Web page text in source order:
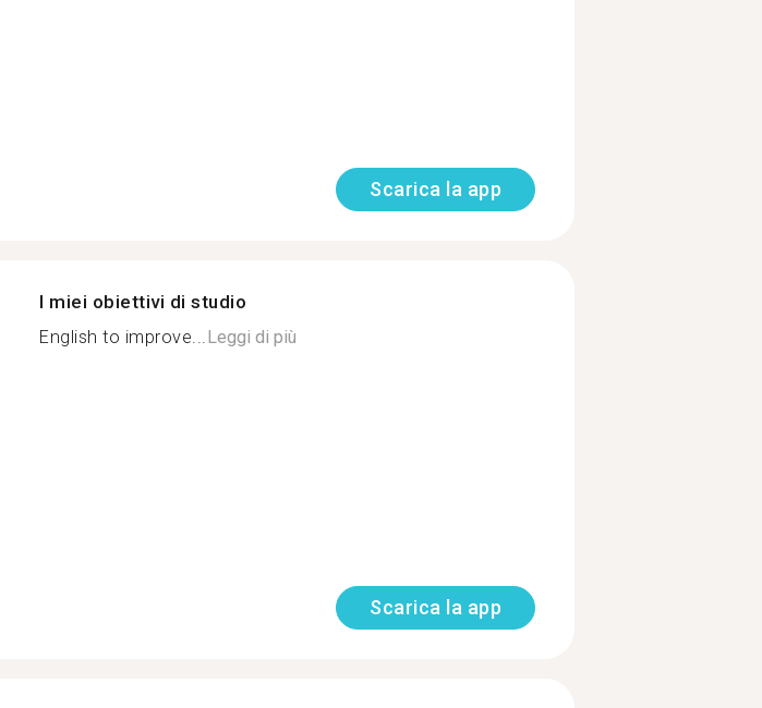
Scarica la app
I miei obiettivi di studio
English to improve...Leggi di più
Scarica la app